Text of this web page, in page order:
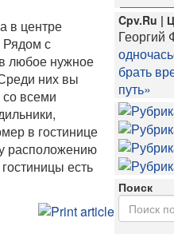
в центре
Рядом с
любое нужное
них вы
всеми
в гостинице
расположению
есть
Cpv.Ru |
Георгий
брать
путь»
Поиск